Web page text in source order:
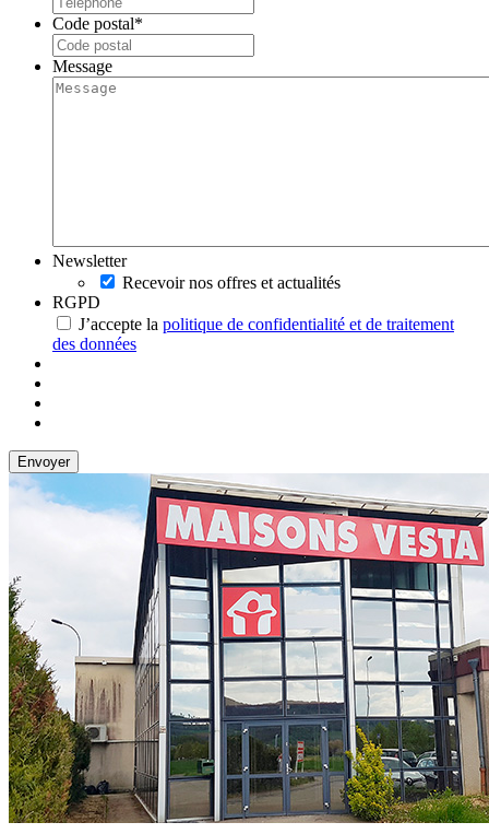
Code postal*
Message
Newsletter
Recevoir nos offres et actualités
RGPD
J’accepte la politique de confidentialité et de traitement
des données